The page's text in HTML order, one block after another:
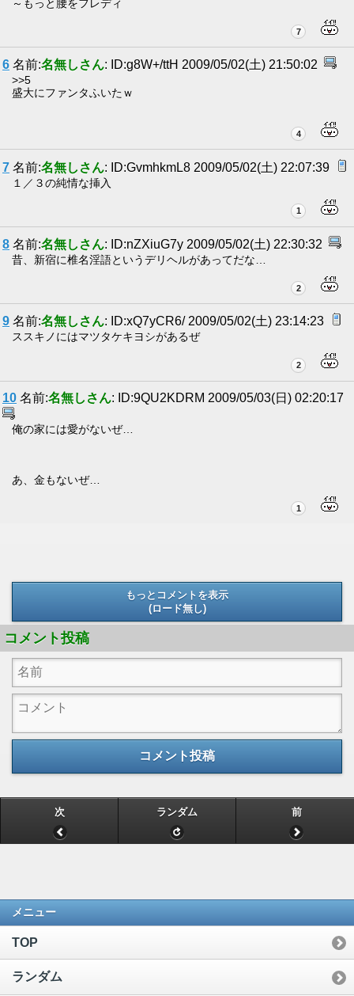
～もっと腰をフレディ
7
6 名前:名無しさん: ID:g8W+/ttH 2009/05/02(土) 21:50:02
>>5
盛大にファンタふいたｗ
4
7 名前:名無しさん: ID:GvmhkmL8 2009/05/02(土) 22:07:39
１／３の純情な挿入
1
8 名前:名無しさん: ID:nZXiuG7y 2009/05/02(土) 22:30:32
昔、新宿に椎名淫語というデリヘルがあってだな…
2
9 名前:名無しさん: ID:xQ7yCR6/ 2009/05/02(土) 23:14:23
ススキノにはマツタケキヨシがあるぜ
2
10 名前:名無しさん: ID:9QU2KDRM 2009/05/03(日) 02:20:17
俺の家には愛がないぜ…
あ、金もないぜ…
1
もっとコメントを表示
(ロード無し)
コメント投稿
コメント投稿
次 ランダム 前
メニュー
TOP
ランダム